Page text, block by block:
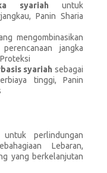
syariah untuk
Panin Sharia
mengombinasikan
jangka
syariah sebagai
tinggi, Panin
untuk perlindungan
Lebaran,
yang berkelanjutan